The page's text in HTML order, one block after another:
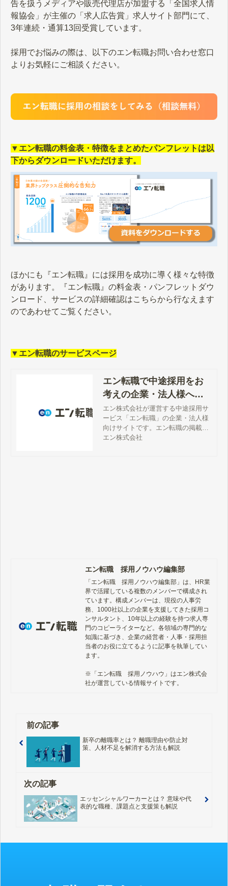
告を扱うメディアや販売代理店が加盟する「全国求人情
報協会」が主催の「求人広告賞」求人サイト部門にて、
3年連続・通算13回受賞しています。
採用でお悩みの際は、以下のエン転職お問い合わせ窓口
よりお気軽にご相談ください。
▼エン転職の料金表・特徴をまとめたパンフレットは以
下からダウンロードいただけます。
ほかにも『エン転職』には採用を成功に導く様々な特徴
があります。『エン転職』の料金表・パンフレットダウ
ンロード、サービスの詳細確認はこちらから行なえます
のであわせてご覧ください。
▼エン転職のサービスページ
エン転職で中途採用をお
考えの企業・法人様へ
【公式】
エン株式会社が運営する中途採用サ
ービス「エン転職」の企業・法人様
向けサイトです。エン転職の掲載料
金、サービス詳細、特徴、評判、採
エン株式会社
エン転職 採用ノウハウ編集部
「エン転職　採用ノウハウ編集部」は、HR業
界で活躍している複数のメンバーで構成され
ています。構成メンバーは、現役の人事労
務、1000社以上の企業を支援してきた採用コ
ンサルタント、10年以上の経験を持つ求人専
門のコピーライターなど。各領域の専門的な
知識に基づき、企業の経営者・人事・採用担
当者のお役に立てるように記事を執筆してい
ます。
※「エン転職　採用ノウハウ」はエン株式会
社が運営している情報サイトです。
前の記事
新卒の離職率とは？ 離職理由や防止対
策、人材不足を解消する方法も解説
次の記事
エッセンシャルワーカーとは？ 意味や代
表的な職種、課題点と支援策も解説